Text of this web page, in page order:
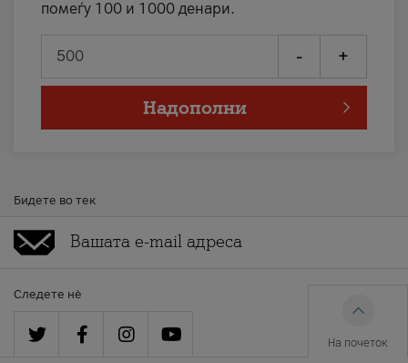
помеѓу 100 и 1000 денари.
- +
Надополни
Бидете во тек
Следете нè
На почеток